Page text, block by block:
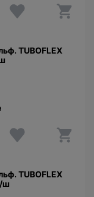
TUBOFLEX
TUBOFLEX
ш